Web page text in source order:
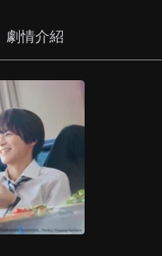
劇情介紹